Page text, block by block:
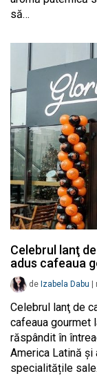
să…
Celebrul lanţ
adus cafeaua
de Izabela Dabu
Celebrul lanţ de
cafeaua gourmet
răspândit în
America Latină și
specialitățile